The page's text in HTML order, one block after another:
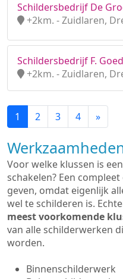
Schildersbedrijf De
+2km. - Zuidlaren,
Schildersbedrijf F.
+2km. - Zuidlaren,
1 2 3 4 »
Voor welke klussen is
schakelen? Een
geven, omdat eigenlijk
wel te schilderen is.
meest voorkomende
van alle schilderwerken
worden.
Binnenschilderwerk